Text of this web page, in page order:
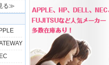
る≫